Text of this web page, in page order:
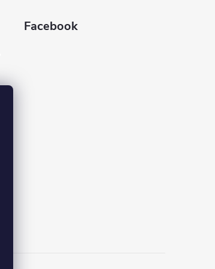
Facebook